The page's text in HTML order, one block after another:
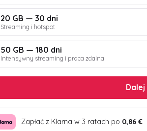
20 GB — 30 dni
Streaming i hotspot
50 GB — 180 dni
Intensywny streaming i praca zdalna
Dalej
Zapłać z Klarna w 3 ratach po 0,86 €